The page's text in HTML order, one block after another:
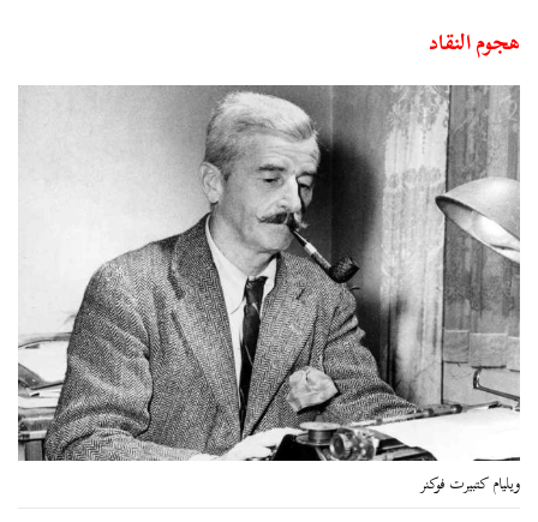
هجوم النقاد
ويليام كتبيرت فوكنر